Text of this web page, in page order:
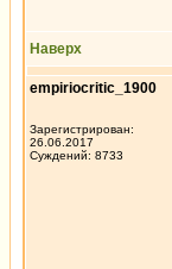
Наверх
empiriocritic_1900
Зарегистрирован:
26.06.2017
Суждений: 8733